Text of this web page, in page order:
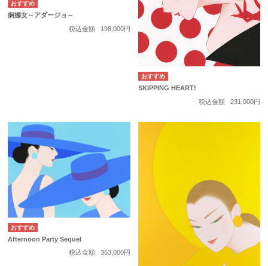
婀娜女～アダージョ～
税込金額
198,000円
SKIPPING HEART!
税込金額
231,000円
Afternoon Party Sequel
税込金額
363,000円